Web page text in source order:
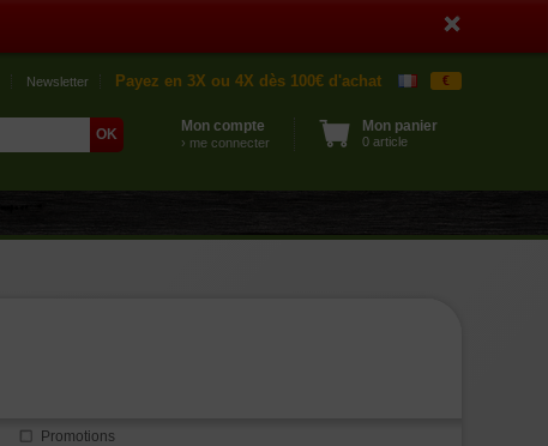
Newsletter Payez en 3X ou 4X dès 100€ d'achat €
Mon compte
› me connecter
Mon panier
0 article
Promotions